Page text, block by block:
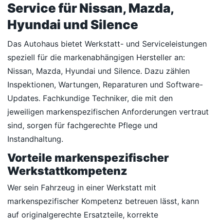
Service für Nissan, Mazda,
Hyundai und Silence
Das Autohaus bietet Werkstatt- und Serviceleistungen
speziell für die markenabhängigen Hersteller an:
Nissan, Mazda, Hyundai und Silence. Dazu zählen
Inspektionen, Wartungen, Reparaturen und Software-
Updates. Fachkundige Techniker, die mit den
jeweiligen markenspezifischen Anforderungen vertraut
sind, sorgen für fachgerechte Pflege und
Instandhaltung.
Vorteile markenspezifischer
Werkstattkompetenz
Wer sein Fahrzeug in einer Werkstatt mit
markenspezifischer Kompetenz betreuen lässt, kann
auf originalgerechte Ersatzteile, korrekte